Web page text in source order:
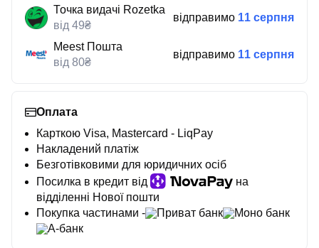
Точка видачі Rozetka
від 49₴
відправимо 11 серпня
Meest Пошта
від 80₴
відправимо 11 серпня
Оплата
Карткою Visa, Mastercard - LiqPay
Накладений платіж
Безготівковими для юридичних осіб
Посилка в кредит від
на
відділенні Нової пошти
Покупка частинами -
Приват банк
Моно банк
А-банк